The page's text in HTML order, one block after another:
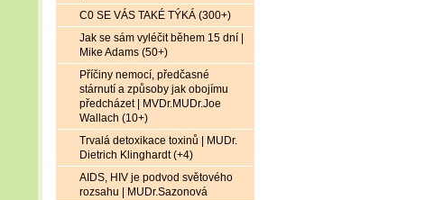
C0 SE VÁS TAKÉ TÝKÁ (300+)
Jak se sám vyléčit během 15 dní |
Mike Adams (50+)
Příčiny nemocí, předčasné
stárnutí a způsoby jak obojímu
předcházet | MVDr.MUDr.Joe
Wallach (10+)
Trvalá detoxikace toxinů | MUDr.
Dietrich Klinghardt (+4)
AIDS, HIV je podvod světového
rozsahu | MUDr.Sazonová